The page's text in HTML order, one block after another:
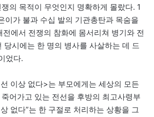
의 목적이 무엇인지 명확하게 몰랐다. 1
이가 불과 수십 발의 기관총탄과 목숨을
전에서 전쟁의 참화에 몸서리쳐 병기와 전
당시에는 한 명의 병사를 사살하는 데 드
었다.
이상 없다>는 부모에게는 세상의 모든
어가고 있는 전선을 후방의 최고사령부
없다”는 한 구절로 처리하는 상황을 그